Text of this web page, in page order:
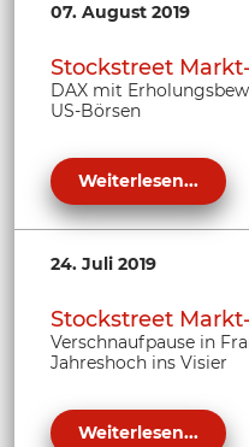
07. August 2019
Stockstreet
DAX mit
US-Börsen
Weiterlesen...
24. Juli 2019
Stockstreet
Verschnaufpause in
Jahreshoch ins Visier
Weiterlesen...